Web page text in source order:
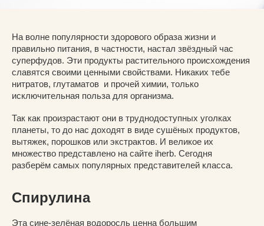
На волне популярности здорового образа жизни и
правильно питания, в частности, настал звёздный час
суперфудов. Эти продукты растительного происхождения
славятся своими ценными свойствами. Никаких тебе
нитратов, глутаматов и прочей химии, только
исключительная польза для организма.
Так как произрастают они в труднодоступных уголках
планеты, то до нас доходят в виде сушёных продуктов,
вытяжек, порошков или экстрактов. И великое их
множество представлено на сайте iherb. Сегодня
разберём самых популярных представителей класса.
Спирулина
Эта сине-зелёная водоросль ценна большим